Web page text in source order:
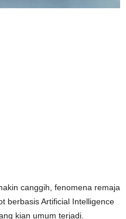
canggih, fenomena remaja
berbasis Artificial Intelligence
kian umum terjadi.